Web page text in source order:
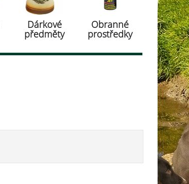
Dárkové
předměty
Obranné
prostředky